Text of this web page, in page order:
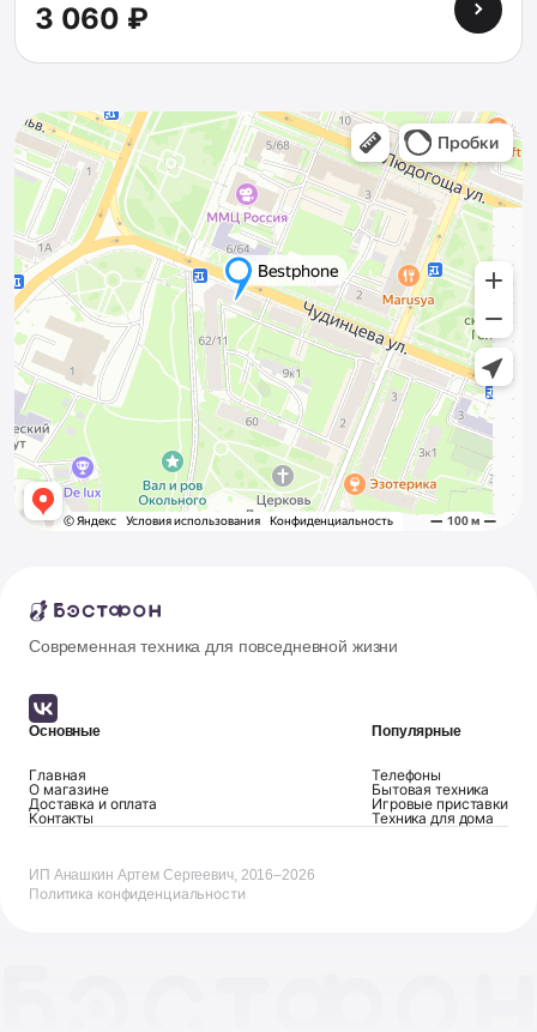
3 060 ₽
Современная техника для повседневной жизни
Основные
Главная
О магазине
Доставка и оплата
Контакты
Популярные
Телефоны
Бытовая техника
Игровые приставки
Техника для дома
ИП Анашкин Артем Сергеевич, 2016–2026
Политика конфиденциальности